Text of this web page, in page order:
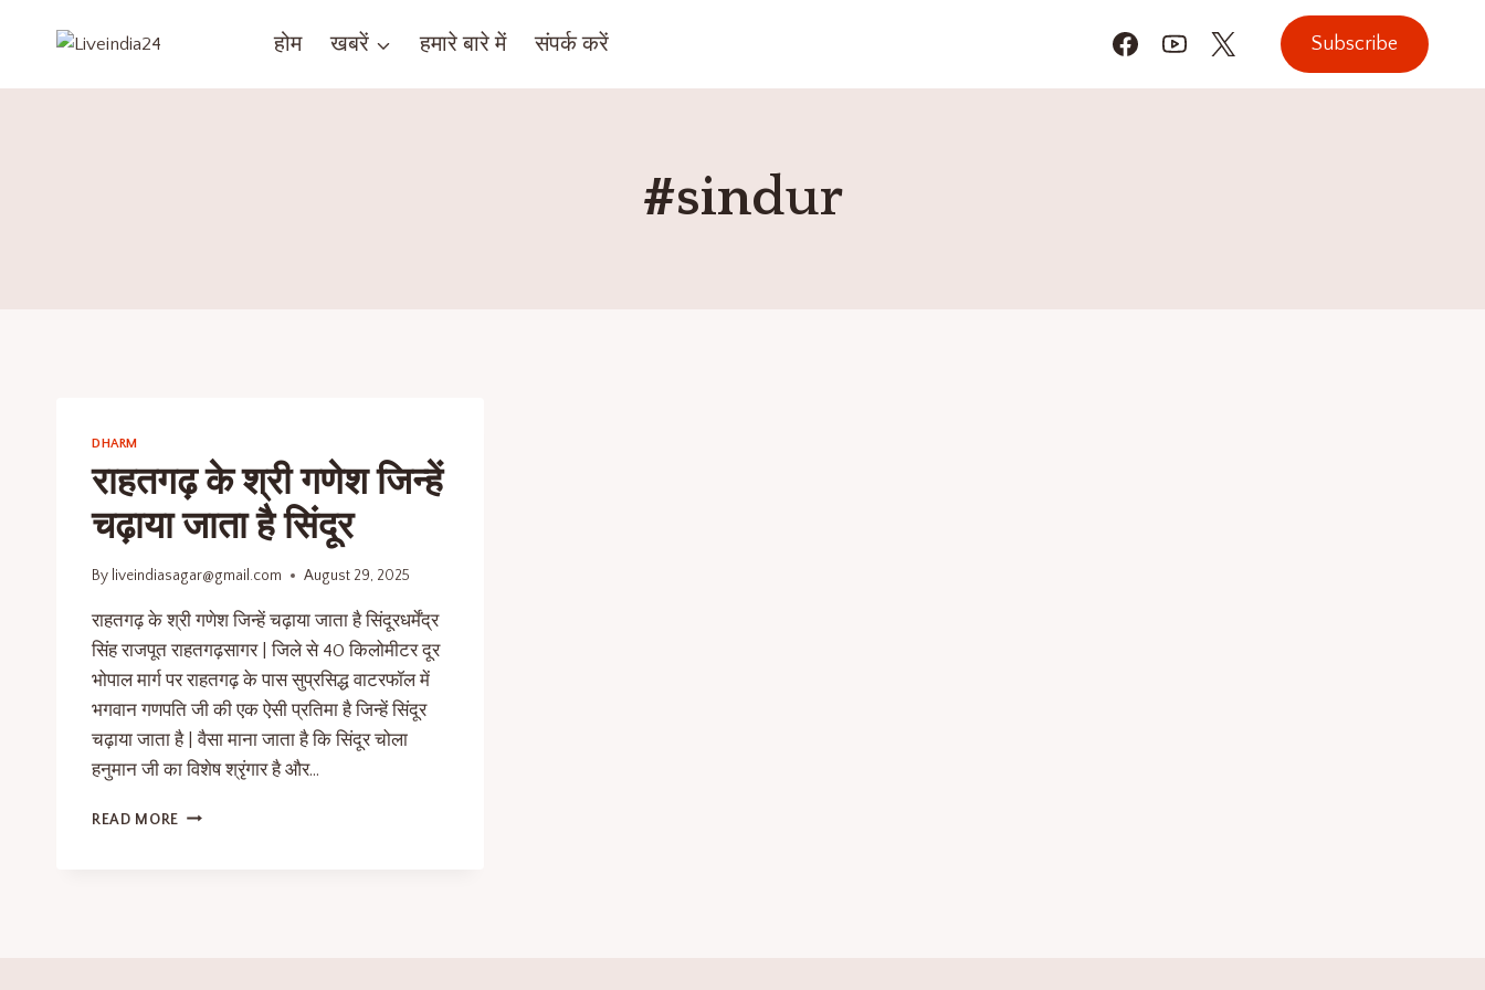
होम खबरें हमारे बारे में संपर्क करें Subscribe
#sindur
DHARM
राहतगढ़ के श्री गणेश जिन्हें
चढ़ाया जाता है सिंदूर
By liveindiasagar@gmail.com August 29, 2025
राहतगढ़ के श्री गणेश जिन्हें चढ़ाया जाता है सिंदूरधर्मेंद्र
सिंह राजपूत राहतगढ़सागर | जिले से 40 किलोमीटर दूर
भोपाल मार्ग पर राहतगढ़ के पास सुप्रसिद्ध वाटरफॉल में
भगवान गणपति जी की एक ऐसी प्रतिमा है जिन्हें सिंदूर
चढ़ाया जाता है | वैसा माना जाता है कि सिंदूर चोला
हनुमान जी का विशेष श्रृंगार है और…
READ MORE